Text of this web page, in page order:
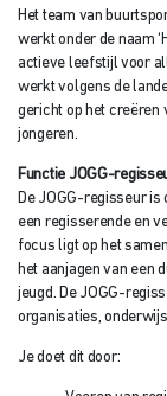
Het team van
werkt onder de naam
actieve leefstijl voor
werkt volgens de
gericht op het creëren
jongeren.
Functie JOGG-
De JOGG-regisseur is
een regisserende en
focus ligt op het
het aanjagen van een
jeugd. De JOGG-
organisaties,
Je doet dit door: